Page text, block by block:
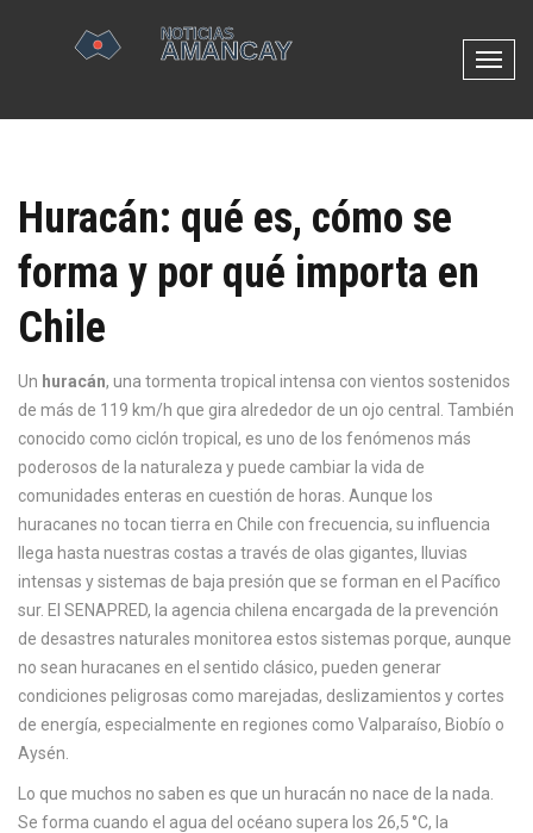
N
v
e
p
n
a
Huracán: qué es, cómo se
forma y por qué importa en
Chile
Un huracán, una tormenta tropical intensa con vientos sostenidos
de más de 119 km/h que gira alrededor de un ojo central
. También
conocido como ciclón tropical , es uno de los fenómenos más
poderosos de la naturaleza y puede cambiar la vida de
comunidades enteras en cuestión de horas. Aunque los
huracanes no tocan tierra en Chile con frecuencia, su influencia
llega hasta nuestras costas a través de olas gigantes, lluvias
intensas y sistemas de baja presión que se forman en el Pacífico
sur. El SENAPRED, la agencia chilena encargada de la prevención
de desastres naturales monitorea estos sistemas porque, aunque
no sean huracanes en el sentido clásico, pueden generar
condiciones peligrosas como marejadas, deslizamientos y cortes
de energía, especialmente en regiones como Valparaíso, Biobío o
Aysén.
Lo que muchos no saben es que un huracán no nace de la nada.
Se forma cuando el agua del océano supera los 26,5 °C, la